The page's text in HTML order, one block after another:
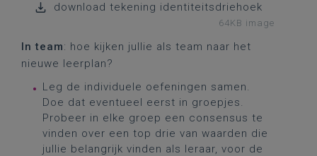
download tekening identiteitsdriehoek
64KB image
In team: hoe kijken jullie als team naar het
nieuwe leerplan?
Leg de individuele oefeningen samen.
Doe dat eventueel eerst in groepjes.
Probeer in elke groep een consensus te
vinden over een top drie van waarden die
jullie belangrijk vinden als leraar, voor de